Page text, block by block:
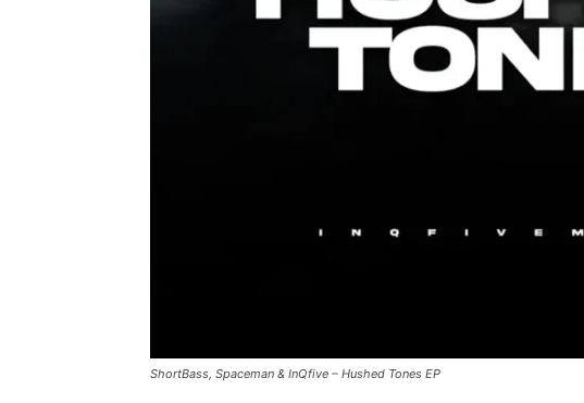
ShortBass, Spaceman & InQfive – Hushed Tones EP